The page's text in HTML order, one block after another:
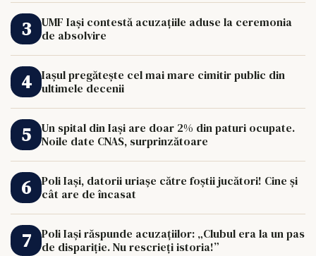
UMF Iași contestă acuzațiile aduse la ceremonia
de absolvire
Iașul pregătește cel mai mare cimitir public din
ultimele decenii
Un spital din Iași are doar 2% din paturi ocupate.
Noile date CNAS, surprinzătoare
Poli Iași, datorii uriașe către foștii jucători! Cine și
cât are de încasat
Poli Iași răspunde acuzațiilor: „Clubul era la un pas
de dispariție. Nu rescrieți istoria!”